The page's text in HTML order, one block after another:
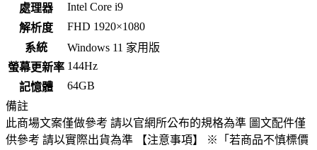
處理器
Intel Core i9
解析度
FHD 1920×1080
系統
Windows 11 家用版
螢幕更新率 144Hz
記憶體
64GB
備註
此商場文案僅做參考 請以官網所公布的規格為準 圖文配件僅
供參考 請以實際出貨為準 【注意事項】 ※「若商品不慎標價